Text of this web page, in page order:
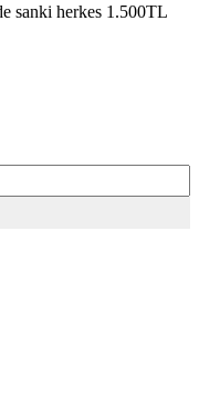
sanki herkes 1.500TL